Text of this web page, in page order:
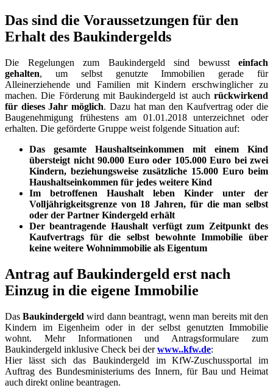
Das sind die Voraussetzungen für den
Erhalt des Baukindergelds
Die Regelungen zum Baukindergeld sind bewusst einfach
gehalten, um selbst genutzte Immobilien gerade für
Alleinerziehende und Familien mit Kindern erschwinglicher zu
machen. Die Förderung mit Baukindergeld ist auch rückwirkend
für dieses Jahr möglich. Dazu hat man den Kaufvertrag oder die
Baugenehmigung frühestens am 01.01.2018 unterzeichnet oder
erhalten. Die geförderte Gruppe weist folgende Situation auf:
Das gesamte Haushaltseinkommen mit einem Kind
übersteigt nicht 90.000 Euro oder 105.000 Euro bei zwei
Kindern, beziehungsweise zusätzliche 15.000 Euro beim
Haushaltseinkommen für jedes weitere Kind
Im betroffenen Haushalt leben Kinder unter der
Volljährigkeitsgrenze von 18 Jahren, für die man selbst
oder der Partner Kindergeld erhält
Der beantragende Haushalt verfügt zum Zeitpunkt des
Kaufvertrags für die selbst bewohnte Immobilie über
keine weitere Wohnimmobilie als Eigentum
Antrag auf Baukindergeld erst nach
Einzug in die eigene Immobilie
DasBaukindergeld wird dann beantragt, wenn man bereits mit den
Kindern im Eigenheim oder in der selbst genutzten Immobilie
wohnt. Mehr Informationen und Antragsformulare zum
Baukindergeld inklusive Check bei der www..kfw.de:
Hier lässt sich das Baukindergeld im KfW-Zuschussportal im
Auftrag des Bundesministeriums des Innern, für Bau und Heimat
auch direkt online beantragen.